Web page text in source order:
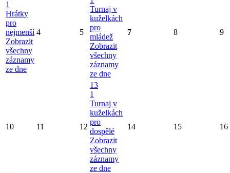
1
Hrátky
pro
nejmenší
Zobrazit
všechny
záznamy
ze dne
4 5
Turnaj v
kuželkách
pro
mládež
Zobrazit
všechny
záznamy
ze dne
7 8 9
10 11 12
13
1
Turnaj v
kuželkách
pro
dospělé
Zobrazit
všechny
záznamy
ze dne
14 15 16